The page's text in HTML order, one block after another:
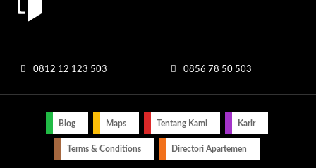
0812 12 123 503 0856 78 50 503
Blog Maps Tentang Kami Karir
Terms & Conditions Directori Apartemen